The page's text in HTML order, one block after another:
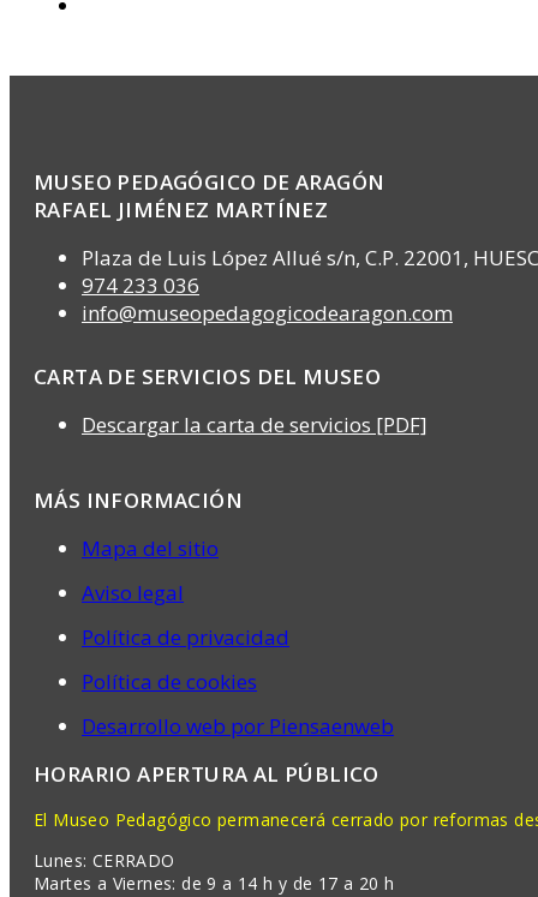
MUSEO PEDAGÓGICO DE ARAGÓN
RAFAEL JIMÉNEZ MARTÍNEZ
Plaza de Luis López Allué s/n, C.P. 22001,
974 233 036
info@museopedagogicodearagon.com
CARTA DE SERVICIOS DEL MUSEO
Descargar la carta de servicios [PDF]
MÁS INFORMACIÓN
Mapa del sitio
Aviso legal
Política de privacidad
Política de cookies
Desarrollo web por Piensaenweb
HORARIO APERTURA AL PÚBLICO
El Museo Pedagógico permanecerá cerrado por reformas
Lunes: CERRADO
Martes a Viernes: de 9 a 14 h y de 17 a 20 h